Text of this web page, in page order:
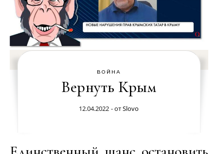
ВОЙНА
Вернуть Крым
12.04.2022 - отSlovo